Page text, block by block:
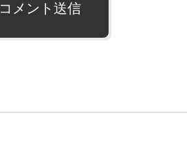
コメント送信